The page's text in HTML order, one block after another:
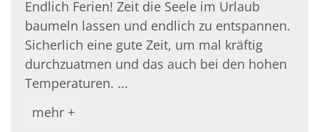
Endlich Ferien! Zeit die Seele im Urlaub
baumeln lassen und endlich zu entspannen.
Sicherlich eine gute Zeit, um mal kräftig
durchzuatmen und das auch bei den hohen
Temperaturen. ...
mehr +